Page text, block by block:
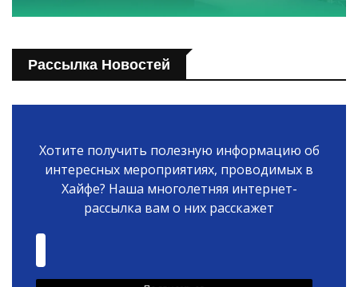
Рассылка Новостей
Хотите получить полезную информацию об
интересных мероприятиях, проводимых в
Хайфе? Наша многолетняя интернет-
рассылка вам о них расскажет